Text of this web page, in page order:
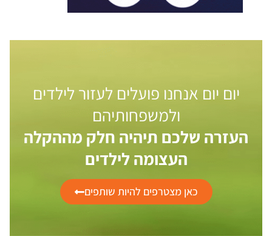
יום יום אנחנו פועלים לעזור לילדים
ולמשפחותיהם
העזרה שלכם תיהיה חלק מההקלה
העצומה לילדים
כאן מצטרפים להיות שותפים